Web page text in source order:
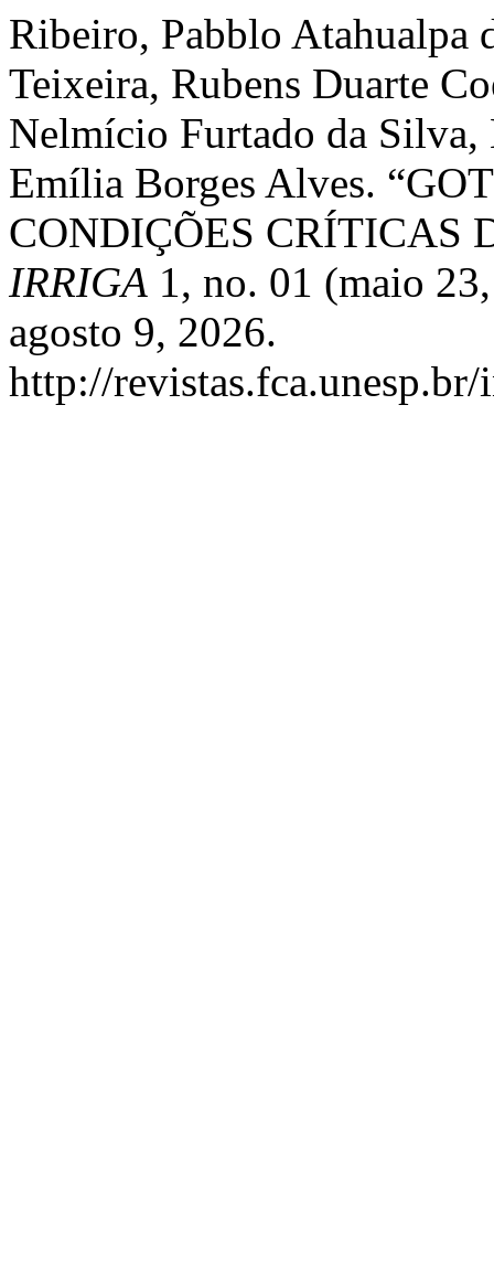
Ribeiro, Pabblo Atahualpa
Teixeira, Rubens Duarte
Nelmício Furtado da
Emília Borges Alves.
CONDIÇÕES CRÍTICAS
IRRIGA 1, no. 01 (maio
agosto 9, 2026.
http://